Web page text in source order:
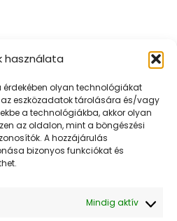
használata
olyan technológiákat
eszközadatok tárolására és/vagy
a technológiákba, akkor olyan
az oldalon, mint a böngészési
A hozzájárulás
bizonyos funkciókat és
Mindig aktív
változatok
a
termékoldalon
választhatók
zöldebb!
és híreinkről! Iratkozz fel